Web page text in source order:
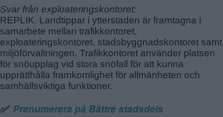
Svar från exploateringskontoret:
REPLIK. Landtippar i ytterstaden är framtagna i
samarbete mellan trafikkontoret,
exploateringskontoret, stadsbyggnadskontoret samt
miljöförvaltningen. Trafikkontoret använder platsen
för snöupplag vid stora snöfall för att kunna
upprätthålla framkomlighet för allmänheten och
samhällsviktiga funktioner.
✅ Prenumerera på Bättre stadsdels